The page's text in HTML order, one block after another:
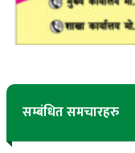
सम्बंधित समचारहरु